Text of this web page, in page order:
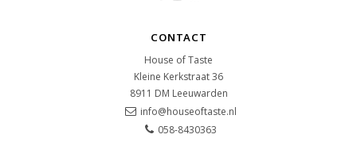
CONTACT
House of Taste
Kleine Kerkstraat 36
8911 DM Leeuwarden
info@houseoftaste.nl
058-8430363